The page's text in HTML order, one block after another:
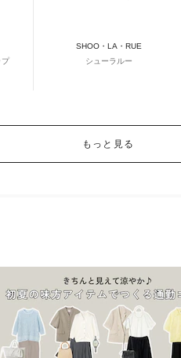
SHOO・LA・RUE
シューラルー
もっと見る